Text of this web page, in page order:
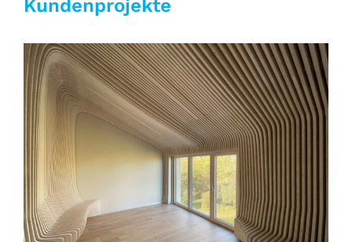
Kundenprojekte